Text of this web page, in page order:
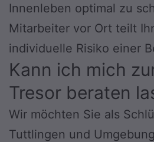
Innenleben optimal zu
Mitarbeiter vor Ort teilt
individuelle Risiko einer
Kann ich mich
Tresor beraten
Wir möchten Sie als
Tuttlingen und